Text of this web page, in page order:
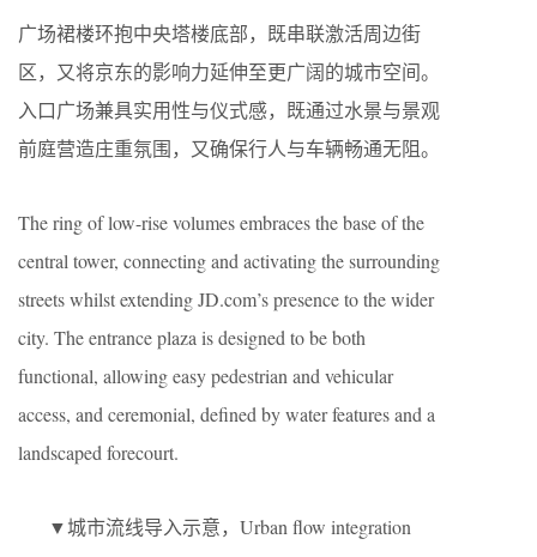
广场裙楼环抱中央塔楼底部，既串联激活周边街
区，又将京东的影响力延伸至更广阔的城市空间。
入口广场兼具实用性与仪式感，既通过水景与景观
前庭营造庄重氛围，又确保行人与车辆畅通无阻。
The ring of low-rise volumes embraces the base of the
central tower, connecting and activating the surrounding
streets whilst extending JD.com’s presence to the wider
city. The entrance plaza is designed to be both
functional, allowing easy pedestrian and vehicular
access, and ceremonial, defined by water features and a
landscaped forecourt.
▼城市流线导入示意，Urban flow integration